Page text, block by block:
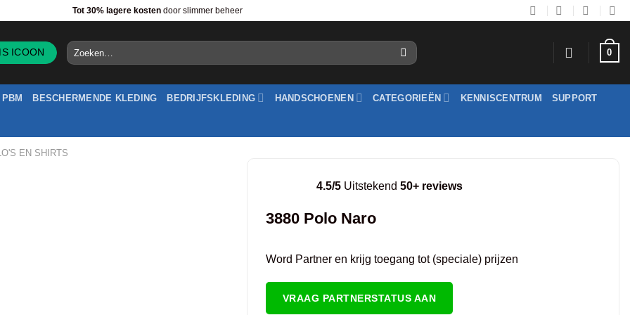
Tot 30% lagere kosten door slimmer beheer
Zoeken
naar:
0
PBM BESCHERMENDE KLEDING BEDRIJFSKLEDING HANDSCHOENEN CATEGORIEËN KENNISCENTRUM SUPPORT
EN SHIRTS
4.5/5 Uitstekend 50+ reviews
3880 Polo Naro
Word Partner en krijg toegang tot (speciale) prijzen
VRAAG PARTNERSTATUS AAN